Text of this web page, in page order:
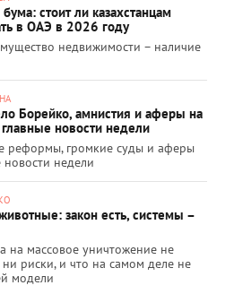
стоит ли казахстанцам
в ОАЭ в 2026 году
недвижимости – наличие
Борейко, амнистия и аферы на
новости недели
реформы, громкие суды и аферы
недели
закон есть, системы –
на массовое уничтожение не
риски, и что на самом деле не
модели